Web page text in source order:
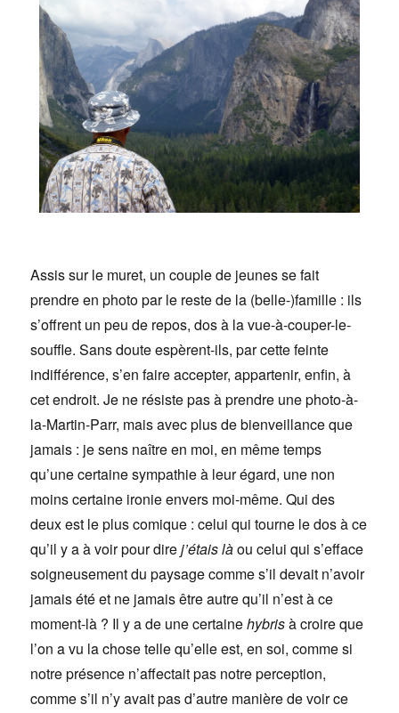
Assis sur le muret, un couple de jeunes se fait
prendre en photo par le reste de la (belle-)famille : ils
s’offrent un peu de repos, dos à la vue-à-couper-le-
souffle. Sans doute espèrent-ils, par cette feinte
indifférence, s’en faire accepter, appartenir, enfin, à
cet endroit. Je ne résiste pas à prendre une photo-à-
la-Martin-Parr, mais avec plus de bienveillance que
jamais : je sens naître en moi, en même temps
qu’une certaine sympathie à leur égard, une non
moins certaine ironie envers moi-même. Qui des
deux est le plus comique : celui qui tourne le dos à ce
qu’il y a à voir pour direj’étais làou celui qui s’efface
soigneusement du paysage comme s’il devait n’avoir
jamais été et ne jamais être autre qu’il n’est à ce
moment-là ? Il y a de une certainehybrisà croire que
l’on a vu la chose telle qu’elle est, en soi, comme si
notre présence n’affectait pas notre perception,
comme s’il n’y avait pas d’autre manière de voir ce